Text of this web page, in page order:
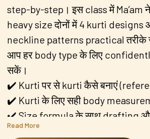
step-by-step। इस class में Ma’am
heavy size दोनों में 4 kurti
neckline patterns practical तरीके
आप हर body type के लिए
सकें।
✔️ Kurti पर से kurti कैसे बनाएं
✔️ Kurti के लिए सही body
✔️ Size formula के साथ drafting
process
Read More